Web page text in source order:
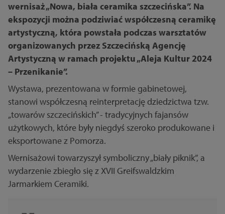
wernisaż „Nowa, biała ceramika szczecińska”. Na
ekspozycji można podziwiać współczesną ceramikę
artystyczną, która powstała podczas warsztatów
organizowanych przez Szczecińską Agencję
Artystyczną w ramach projektu „Aleja Kultur 2024
– Przenikanie”.
Wystawa, prezentowana w formie gabinetowej,
stanowi współczesną reinterpretację dziedzictwa tzw.
„towarów szczecińskich” - tradycyjnych fajansów
użytkowych, które były niegdyś szeroko produkowane i
eksportowane z Pomorza.
Wernisażowi towarzyszył symboliczny „biały piknik”, a
wydarzenie zbiegło się z XVII Greifswaldzkim
Jarmarkiem Ceramiki.